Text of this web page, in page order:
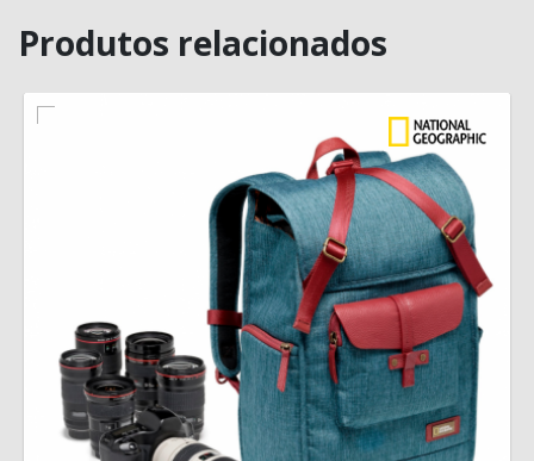
Produtos relacionados
MAIS INFORMAÇÃO
VISÃO RÁPIDA